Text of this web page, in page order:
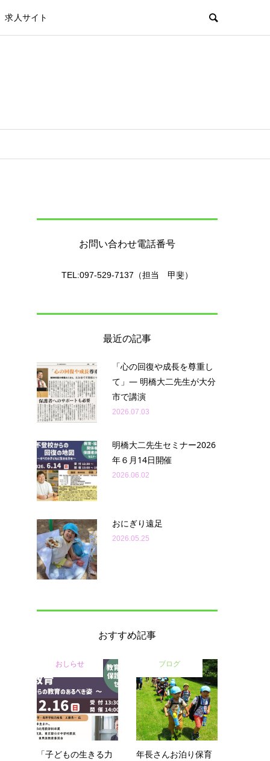
求人サイト
お問い合わせ電話番号
TEL:097-529-7137（担当 甲斐）
最近の記事
「心の回復や成長を尊重し
て」— 明橋大二先生が大分
市で講演
2026.07.03
明橋大二先生セミナー2026
年６月14日開催
2026.06.02
おにぎり遠足
2026.05.25
おすすめ記事
おしらせ
「子どもの生きる力
ブログ
年長さんお泊り保育